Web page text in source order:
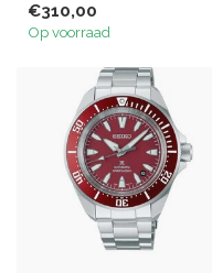
vo...
€310,00
Op voorraad